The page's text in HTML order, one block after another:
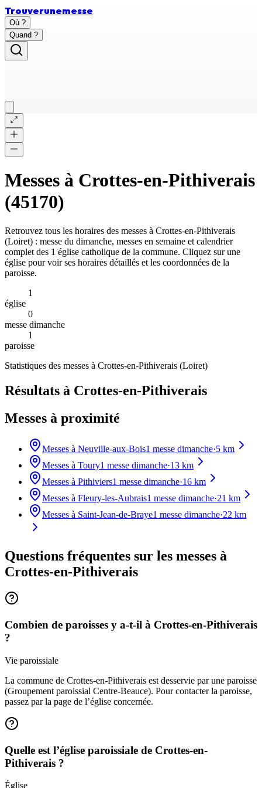
Trouverunemesse
Où ?
Quand ?
Messes à Crottes-en-Pithiverais
(45170)
Retrouvez tous les horaires des messes à Crottes-en-Pithiverais
(Loiret) : messe du dimanche, messes en semaine et calendrier
complet des 1 église catholique de la commune. Cliquez sur une
église pour voir ses horaires détaillés et les coordonnées de la
paroisse.
1
église
0
messe dimanche
1
paroisse
Statistiques des messes à Crottes-en-Pithiverais (Loiret)
Résultats à Crottes-en-Pithiverais
Messes à proximité
Messes à Neuville-aux-Bois1 messe dimanche·5 km
Messes à Toury1 messe dimanche·13 km
Messes à Pithiviers1 messe dimanche·16 km
Messes à Fleury-les-Aubrais1 messe dimanche·21 km
Messes à Saint-Jean-de-Braye1 messe dimanche·22 km
Questions fréquentes sur les messes à
Crottes-en-Pithiverais
Combien de paroisses y a-t-il à Crottes-en-Pithiverais
?
Vie paroissiale
La commune de Crottes-en-Pithiverais est desservie par une paroisse
(Groupement paroissial Centre-Beauce). Pour contacter la paroisse,
passez par la page de l’église concernée.
Quelle est l’église paroissiale de Crottes-en-
Pithiverais ?
Église